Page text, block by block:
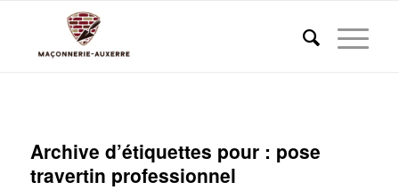
Archive d’étiquettes pour : pose
travertin professionnel